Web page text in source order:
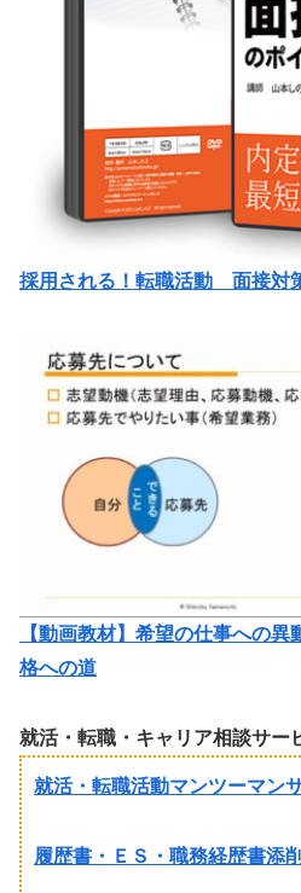
採用される！転職活動 面接対
【動画教材】希望の仕事への
格への道
就活・転職・キャリア相談サー
就活・転職活動マンツーマン
履歴書・ＥＳ・職務経歴書添